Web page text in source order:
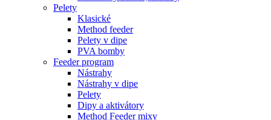
Pelety
Klasické
Method feeder
Pelety v dipe
PVA bomby
Feeder program
Nástrahy
Nástrahy v dipe
Pelety
Dipy a aktivátory
Method Feeder mixy